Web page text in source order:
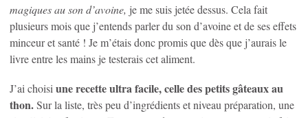
magiques au son d’avoine, je me suis jetée dessus. Cela fait
plusieurs mois que j’entends parler du son d’avoine et de ses effets
minceur et santé ! Je m’étais donc promis que dès que j’aurais le
livre entre les mains je testerais cet aliment.
J’ai choisiune recette ultra facile, celle des petits gâteaux au
thon.Sur la liste, très peu d’ingrédients et niveau préparation, une